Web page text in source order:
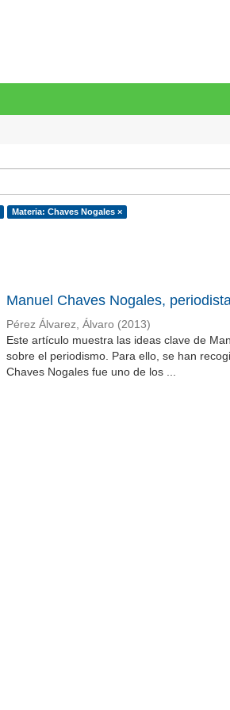
Materia: Chaves Nogales ×
Manuel Chaves Nogales,
Pérez Álvarez, Álvaro (2013)
Este artículo muestra las ideas clave de
sobre el periodismo. Para ello, se han
Chaves Nogales fue uno de los ...